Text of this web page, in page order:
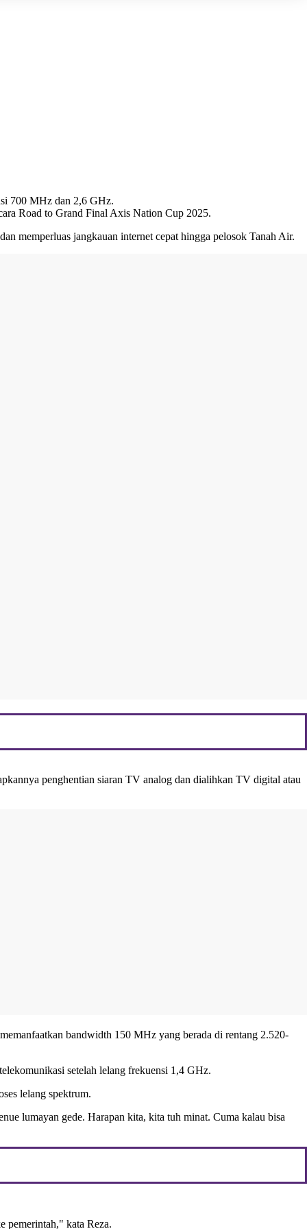
700 MHz dan 2,6 GHz.
Road to Grand Final Axis Nation Cup 2025.
memperluas jangkauan internet cepat hingga pelosok Tanah Air.
penghentian siaran TV analog dan dialihkan TV digital atau
bandwidth 150 MHz yang berada di rentang 2.520-
setelah lelang frekuensi 1,4 GHz.
lelang spektrum.
lumayan gede. Harapan kita, kita tuh minat. Cuma kalau bisa
pemerintah," kata Reza.